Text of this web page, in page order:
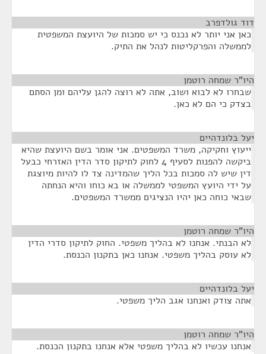
דוד גולדפרב
כאן אני יותר לא נכנס כי יש סמכות של היועצת המשפטית
לממשלה והפרקליטות לנהל את התיק.
היו"ר שמחה רוטמן
שבחרו לא לבוא ושוב, אתה לא רוצה להגן עליהם ומן הסתם
בצדק כי הם לא כאן.
יעל בלונדהיים
ייעוץ וחקיקה, משרד המשפטים. אני אומר בשם היועצת שהיא
ביקשה להפנות לסעיף 4 לחוק לתיקון סדר הדין האזרחי כבעל
דין שיש לה סמכות בכל הליך שהמדינה צד לו להיות מיוצגת
על ידי היועץ המשפטי לממשלה או בא כוחו והיא הנחתה
שבאי כוחה כאן יהיו הנציגים ממשרד המשפטים.
היו"ר שמחה רוטמן
לא הבנתי. אנחנו לא בהליך משפטי. החוק לתיקון סדרי הדין
לא עוסק בהליך משפטי. אנחנו כאן בתקנון הכנסת.
יעל בלונדהיים
אתה צודק ואנחנו אגב הליך משפטי.
היו"ר שמחה רוטמן
אנחנו עכשיו לא בהליך משפטי אלא אנחנו בתקנון הכנסת.